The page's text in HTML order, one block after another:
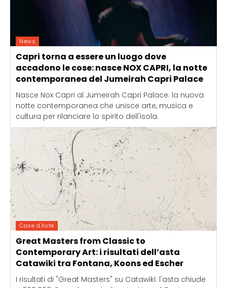
News
Capri torna a essere un luogo dove
accadono le cose: nasce NOX CAPRI, la notte
contemporanea del Jumeirah Capri Palace
Nasce Nox Capri al Jumeirah Capri Palace: la nuova
notte contemporanea che unisce arte, musica e
cultura per rilanciare lo spirito dell'isola.
Case d'Aste
Great Masters from Classic to
Contemporary Art: i risultati dell’asta
Catawiki tra Fontana, Koons ed Escher
I risultati di "Great Masters" su Catawiki: l'asta chiude